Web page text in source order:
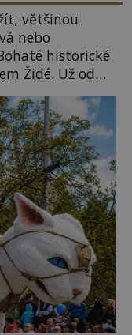
většinou
nebo
historické
Židé. Už od
nuceni v
patří i římské
jde o vztah
[…]